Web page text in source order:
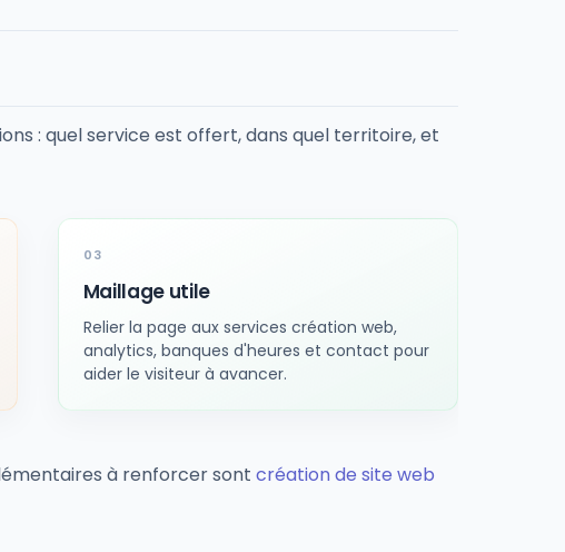
: quel service est offert, dans quel territoire, et
Maillage utile
Relier la page aux services création web,
analytics, banques d'heures et contact pour
aider le visiteur à avancer.
à renforcer sont création de site web